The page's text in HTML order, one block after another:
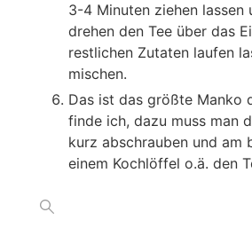
3-4 Minuten ziehen lassen
drehen den Tee über das
restlichen Zutaten laufen
mischen.
Das ist das größte Manko
finde ich, dazu muss man
kurz abschrauben und am
einem Kochlöffel o.ä. den